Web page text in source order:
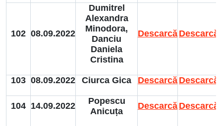
102 08.09.2022
Dumitrel
Alexandra
Minodora,
Danciu
Daniela
Cristina
Descarcă Descarcă
103 08.09.2022 Ciurca Gica Descarcă Descarcă
104 14.09.2022
Popescu
Anicuța
Descarcă Descarcă